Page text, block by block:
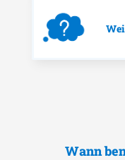
Wann